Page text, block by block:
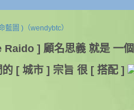
藍圖 )（wendybtc）
Raido ] 顧名思義 就是 一
[ 城市 ] 宗旨 很 [ 搭配 ]